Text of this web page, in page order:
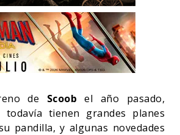
de Scoob el año pasado,
todavía tienen grandes planes
pandilla, y algunas novedades